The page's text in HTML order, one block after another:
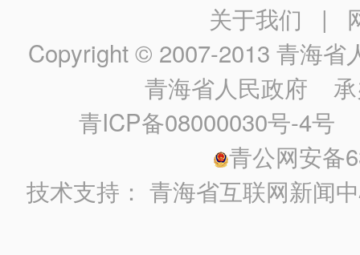
关于我们 |
Copyright © 2007-2013 青海省
青海省人民政府 承
青ICP备08000030号-4号
青公网安备
技术支持：青海省互联网新闻